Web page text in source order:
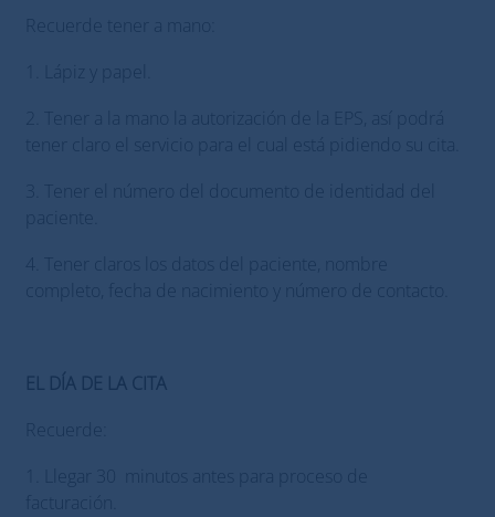
Recuerde tener a mano:
2. Tener a la mano la autorización de la EPS, así podrá
tener claro el servicio para el cual está pidiendo su cita.
3. Tener el número del documento de identidad del
4. Tener claros los datos del paciente, nombre
completo, fecha de nacimiento y número de contacto.
EL DÍA DE LA CITA
Recuerde:
1. Llegar 30 minutos antes para proceso de
facturación.